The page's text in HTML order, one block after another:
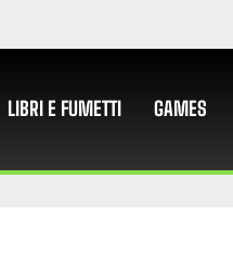
LIBRI E FUMETTI GAMES